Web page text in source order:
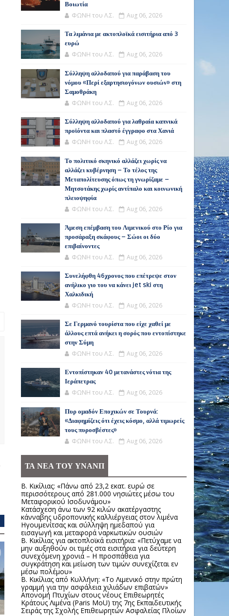
Βοιωτία
ΦΩΝΗ του Λ.Σ. Aug 06, 2026
Τα λιμάνια με ακτοπλοϊκά εισιτήρια από 3
ευρώ
ΦΩΝΗ του Λ.Σ. Aug 06, 2026
Σύλληψη αλλοδαπού για παράβαση του
νόμου «Περί εξαρτησιογόνων ουσιών» στη
Σαμοθράκη
ΦΩΝΗ του Λ.Σ. Aug 06, 2026
Σύλληψη αλλοδαπού για λαθραία καπνικά
προϊόντα και πλαστό έγγραφο στα Χανιά
ΦΩΝΗ του Λ.Σ. Aug 06, 2026
Το πολιτικό σκηνικό αλλάζει χωρίς να
αλλάζει κυβέρνηση – Το τέλος της
Μεταπολίτευσης όπως τη γνωρίζαμε –
Μητσοτάκης χωρίς αντίπαλο και κοινωνική
πλειοψηφία
ΦΩΝΗ του Λ.Σ. Aug 06, 2026
Άμεση επέμβαση του Λιμενικού στο Ρίο για
προσάραξη σκάφους – Σώοι οι δύο
επιβαίνοντες
ΦΩΝΗ του Λ.Σ. Aug 06, 2026
Συνελήφθη 46χρονος που επέτρεψε στον
ανήλικο γιο του να κάνει jet ski στη
Χαλκιδική
ΦΩΝΗ του Λ.Σ. Aug 06, 2026
Σε Γερμανό τουρίστα που είχε χαθεί με
άλλους επτά ανήκει η σορός που εντοπίστηκε
στην Σύμη
ΦΩΝΗ του Λ.Σ. Aug 06, 2026
Εντοπίστηκαν 40 μετανάστες νότια της
Ιεράπετρας
ΦΩΝΗ του Λ.Σ. Aug 06, 2026
Πυρ ομαδόν Εποχικών σε Τουρνά:
«Διαφημίζεις ότι έχεις κόσμο, αλλά τιμωρείς
τους πυροσβέστες»
ΦΩΝΗ του Λ.Σ. Aug 06, 2026
ΤΑ ΝΕΑ ΤΟΥ ΥΝΑΝΠ
Β. Κικίλιας: «Πάνω από 23,2 εκατ. ευρώ σε
περισσότερους από 281.000 νησιώτες μέσω του
Μεταφορικού Ισοδυνάμου»
Κατάσχεση άνω των 92 κιλών ακατέργαστης
κάνναβης υδροπονικής καλλιέργειας στον λιμένα
Ηγουμενίτσας και σύλληψη ημεδαπού για
εισαγωγή και μεταφορά ναρκωτικών ουσιών
Β. Κικίλιας για ακτοπλοϊκά εισιτήρια: «Πετύχαμε να
μην αυξηθούν οι τιμές στα εισιτήρια για δεύτερη
συνεχόμενη χρονιά – Η προσπάθεια για
συγκράτηση και μείωση των τιμών συνεχίζεται εν
μέσω πολέμου»
Β. Κικίλιας από Κυλλήνη: «Το Λιμενικό στην πρώτη
γραμμή για την ασφάλεια χιλιάδων επιβατών»
Απονομή Πτυχίων στους νέους Επιθεωρητές
Κράτους Λιμένα (Paris MoU) της 7ης Εκπαιδευτικής
Σειράς της Σχολής Επιθεωρητών Ασφαλείας Πλοίων